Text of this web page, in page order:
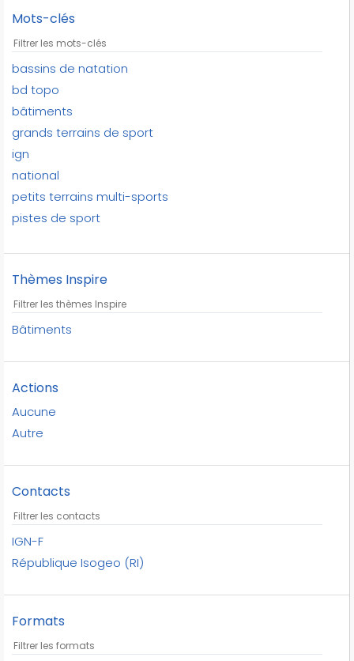
Mots-clés
bassins de natation
bd topo
bâtiments
grands terrains de sport
ign
national
petits terrains multi-sports
pistes de sport
terrains de sport
terrains de tennis
équipements sportifs
Thèmes Inspire
Bâtiments
Actions
Aucune
Autre
Contacts
IGN-F
République Isogeo (RI)
Formats